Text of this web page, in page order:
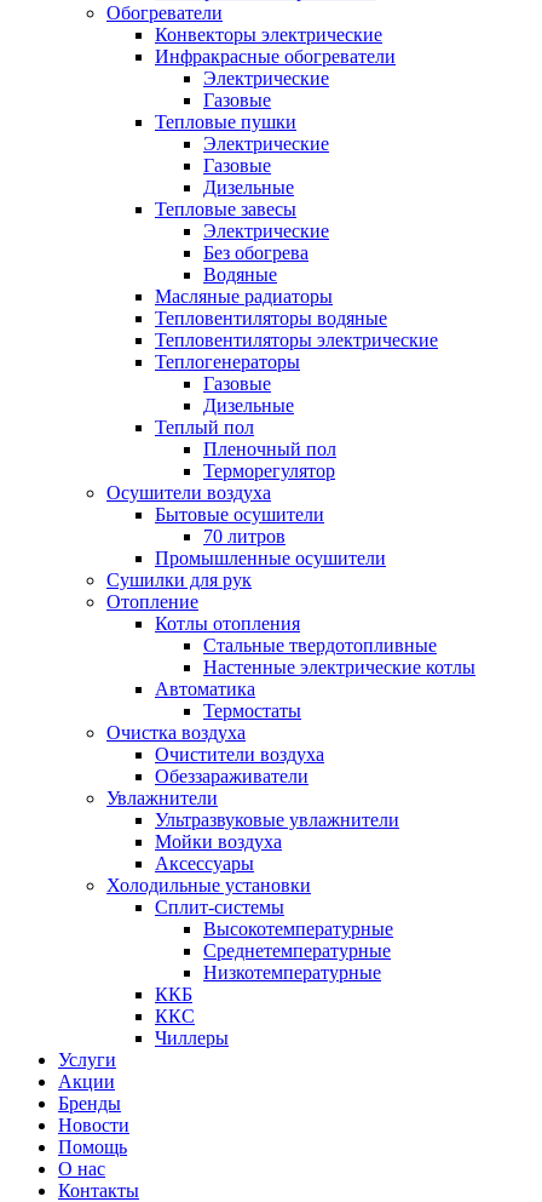
Обогреватели
Конвекторы электрические
Инфракрасные обогреватели
Электрические
Газовые
Тепловые пушки
Электрические
Газовые
Дизельные
Тепловые завесы
Электрические
Без обогрева
Водяные
Масляные радиаторы
Тепловентиляторы водяные
Тепловентиляторы электрические
Теплогенераторы
Газовые
Дизельные
Теплый пол
Пленочный пол
Терморегулятор
Осушители воздуха
Бытовые осушители
70 литров
Промышленные осушители
Сушилки для рук
Отопление
Котлы отопления
Стальные твердотопливные
Настенные электрические котлы
Автоматика
Термостаты
Очистка воздуха
Очистители воздуха
Обеззараживатели
Увлажнители
Ультразвуковые увлажнители
Мойки воздуха
Аксессуары
Холодильные установки
Сплит-системы
Высокотемпературные
Среднетемпературные
Низкотемпературные
ККБ
ККС
Чиллеры
Услуги
Акции
Бренды
Новости
Помощь
О нас
Контакты